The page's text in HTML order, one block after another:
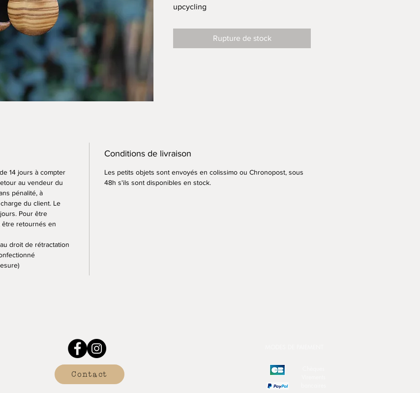
upcycling
Crochet : Argent 925
Diamètre 2,5cmRupture de stock
14 jours à compter
au vendeur du
pénalité, à
du client. Le
Pour être
être retournés en
droit de rétractation
Conditions de livraison
Les petits objets sont envoyés en colissimo ou Chronopost, sous
48h s'ils sont disponibles en stock.
Contact